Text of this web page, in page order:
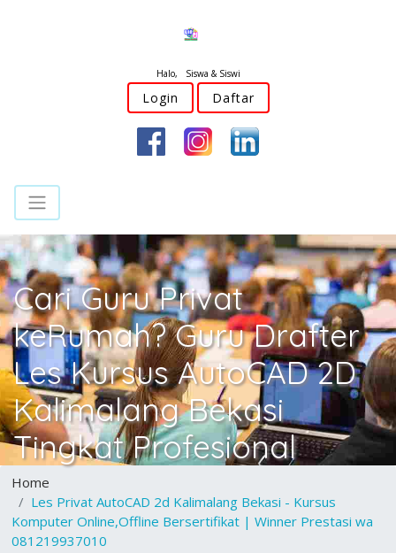
Halo, Siswa & Siswi
Login Daftar
Cari Guru Privat
keRumah? Guru Drafter
Les Kursus AutoCAD 2D
Kalimalang Bekasi
Tingkat Profesional
Home
Les Privat AutoCAD 2d Kalimalang Bekasi - Kursus
Komputer Online,Offline Bersertifikat | Winner Prestasi wa
081219937010